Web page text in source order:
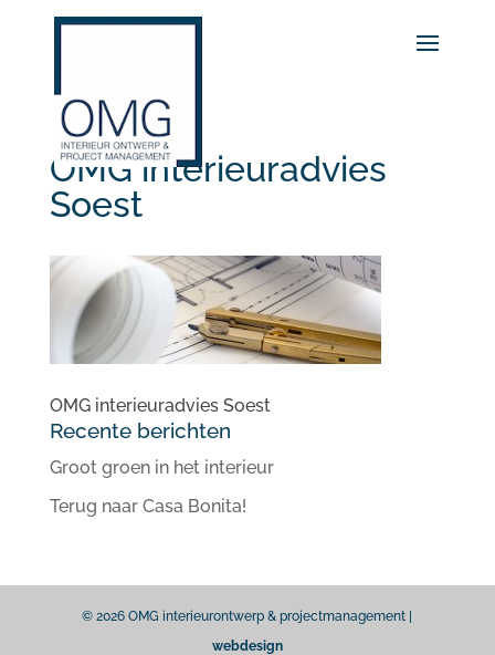
OMG interieuradvies
Soest
OMG interieuradvies Soest
Recente berichten
Groot groen in het interieur
Terug naar Casa Bonita!
© 2026 OMG interieurontwerp & projectmanagement |
webdesign